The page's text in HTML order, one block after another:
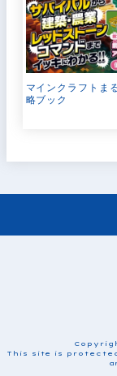
マインクラフトま
略ブック
This site is protected